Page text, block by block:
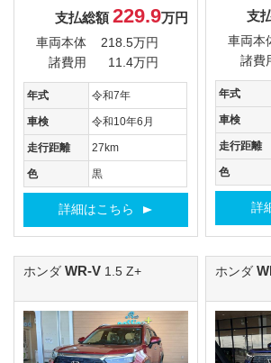
支払総額229.9万円
車両本体
218.5万円
諸費用
11.4万円
年式 令和7年
車検 令和10年6月
走行距離 27km
色 黒
詳細はこちら
支
車両本
諸費
年式
車検
走行距離
色
詳
ホンダ WR-V 1.5 Z+ ホンダ